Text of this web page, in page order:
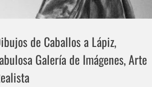
de Caballos a Lápiz,
Galería de Imágenes, Arte